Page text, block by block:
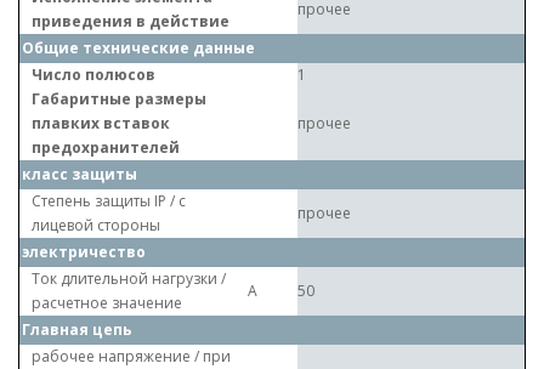
приведения в действие
прочее
Общие технические данные
Число полюсов
1
Габаритные размеры
плавких вставок
предохранителей
прочее
класс защиты
Степень защиты IP / с
лицевой стороны
прочее
электричество
Ток длительной нагрузки /
расчетное значение
A
50
Главная цепь
рабочее напряжение / при